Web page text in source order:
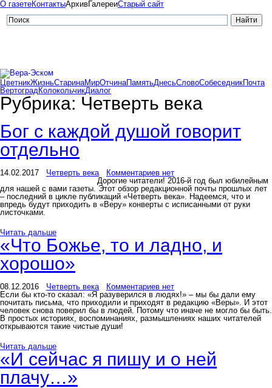
О газетеКонтактыАрхивГалереиСтарый сайт
ЦветникЖизньСтаринаМирОтчинаПамятьДнесьСловоСобеседникПочта
ВертоградКолокольчикДиалог
Рубрика: Четверть века
Бог с каждой душой говорит
отдельно
14.02.2017 Четверть века
Комментариев нет
Дорогие читатели! 2016-й год был юбилейным
для нашей с вами газеты. Этот обзор редакционной почты прошлых лет
– последний в цикле публикаций «Четверть века». Надеемся, что и
впредь будут приходить в «Веру» конверты с исписанными от руки
листочками.
Читать дальше
«Что Божье, то и ладно, и
хорошо»
08.12.2016 Четверть века
Комментариев нет
Если бы кто-то сказал: «Я разуверился в людях!» – мы бы дали ему
почитать письма, что приходили и приходят в редакцию «Веры». И этот
человек снова поверил бы в людей. Потому что иначе не могло бы быть.
В простых историях, воспоминаниях, размышлениях наших читателей
открываются такие чистые души!
Читать дальше
«И сейчас я пишу и о ней
плачу…»